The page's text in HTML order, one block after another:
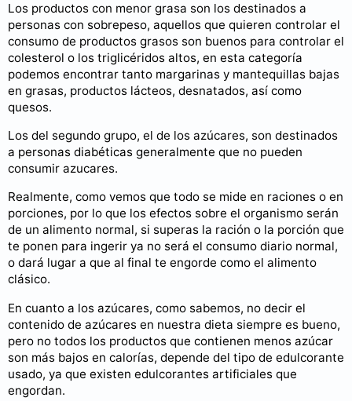
Los productos con menor grasa son los destinados a
personas con sobrepeso, aquellos que quieren controlar el
consumo de productos grasos son buenos para controlar el
colesterol o los triglicéridos altos, en esta categoría
podemos encontrar tanto margarinas y mantequillas bajas
en grasas, productos lácteos, desnatados, así como
quesos.
Los del segundo grupo, el de los azúcares, son destinados
a personas diabéticas generalmente que no pueden
consumir azucares.
Realmente, como vemos que todo se mide en raciones o en
porciones, por lo que los efectos sobre el organismo serán
de un alimento normal, si superas la ración o la porción que
te ponen para ingerir ya no será el consumo diario normal,
o dará lugar a que al final te engorde como el alimento
clásico.
En cuanto a los azúcares, como sabemos, no decir el
contenido de azúcares en nuestra dieta siempre es bueno,
pero no todos los productos que contienen menos azúcar
son más bajos en calorías, depende del tipo de edulcorante
usado, ya que existen edulcorantes artificiales que
engordan.